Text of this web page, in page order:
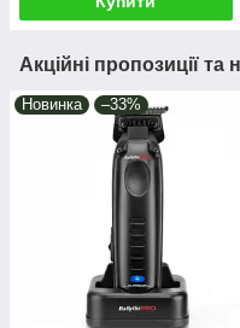
Акційні пропозиції та
Новинка –33%